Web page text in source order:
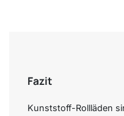
Fazit
Kunststoff-Rollläden